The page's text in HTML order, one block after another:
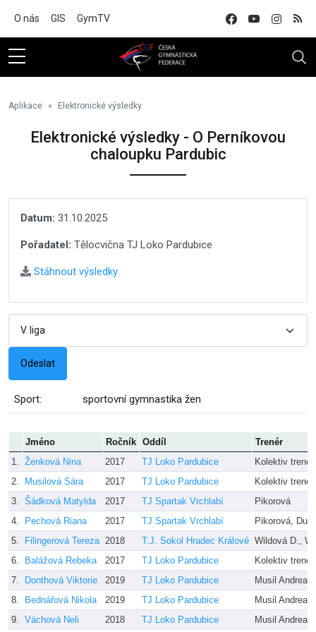
O nás GIS GymTV
Aplikace Elektronické výsledky
Elektronické výsledky - O Perníkovou
chaloupku Pardubic
Datum: 31.10.2025
Pořadatel: Tělocvična TJ Loko Pardubice
Stáhnout výsledky
Sport: sportovní gymnastika žen
Jméno Ročník Oddíl
Trenér
1. Ženková Nina 2017 TJ Loko Pardubice
Kolektiv
2.
Musilová Sára 2017 TJ Loko Pardubice
Kolektiv
3. Šádková Matylda 2017 TJ Spartak Vrchlabí
Pikorová
4.
Pechová Riana 2017 TJ Spartak Vrchlabí
Pikorová,
5.
Filingerová Tereza 2018 T.J. Sokol Hradec Králové Wildová D.,
6.
Balážová Rebeka 2017 TJ Loko Pardubice
Kolektiv
7.
Donthová Viktorie 2019 TJ Loko Pardubice
Musil Andrea
8.
Bednářová Nikola 2019 TJ Loko Pardubice
Musil Andrea
9. Váchová Neli 2018 TJ Loko Pardubice Musil Andrea